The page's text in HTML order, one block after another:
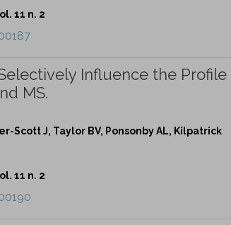
11 n. 2
Influence the Profile
MS.
Scott J, Taylor BV, Ponsonby AL, Kilpatrick
11 n. 2